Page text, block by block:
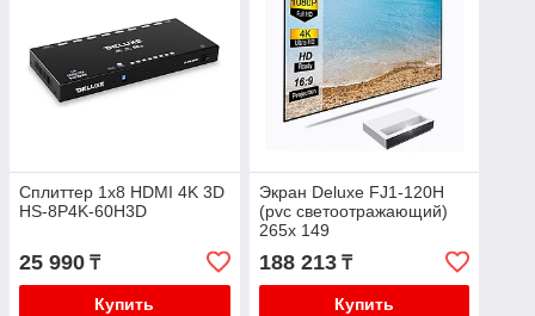
Сплиттер 1x8 HDMI 4K 3D
HS-8P4K-60H3D
25 990 ₸
Купить
Экран Deluxe FJ1-120H
(pvc светоотражающий)
265x 149
188 213₸
Купить